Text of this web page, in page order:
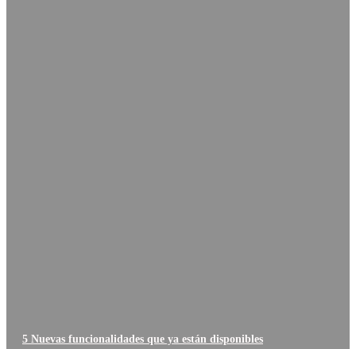
5 Nuevas funcionalidades que ya están disponibles